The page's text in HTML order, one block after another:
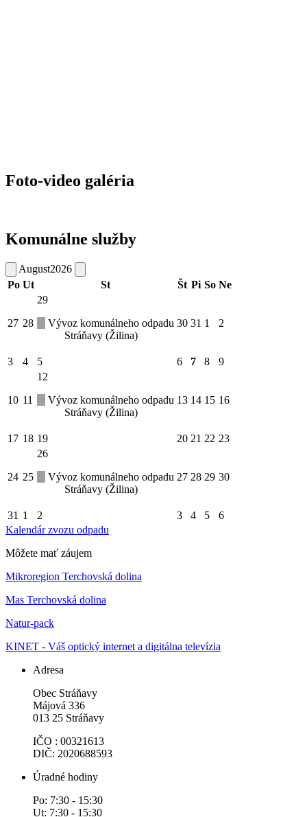
Foto-video galéria
Komunálne služby
August2026
Po Ut St Št Pi So Ne
27 28
29
Vývoz komunálneho odpadu
Stráňavy (Žilina)
30 31 1 2
3 4 5 6 7 8 9
10 11
12
Vývoz komunálneho odpadu
Stráňavy (Žilina)
13 14 15 16
17 18 19 20 21 22 23
24 25
26
Vývoz komunálneho odpadu
Stráňavy (Žilina)
27 28 29 30
31 1 2 3 4 5
6
Kalendár zvozu odpadu
Môžete mať záujem
Mikroregion Terchovská dolina
Mas Terchovská dolina
Natur-pack
KINET - Váš optický internet a digitálna televízia
Adresa
Obec Stráňavy
Májová 336
013 25 Stráňavy
IČO : 00321613
DIČ: 2020688593
Úradné hodiny
Po: 7:30 - 15:30
Ut: 7:30 - 15:30